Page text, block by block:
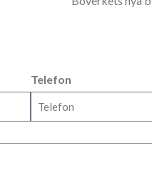
Telefon